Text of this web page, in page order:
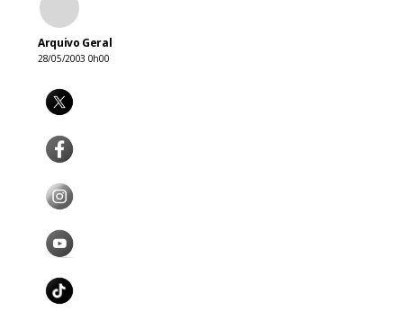
Arquivo Geral
28/05/2003 0h00